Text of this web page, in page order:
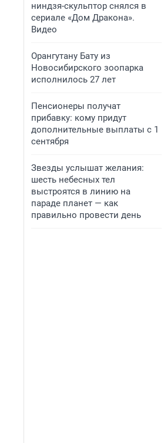
ниндзя-скульптор снялся в
сериале «Дом Дракона».
Видео
Орангутану Бату из
Новосибирского зоопарка
исполнилось 27 лет
Пенсионеры получат
прибавку: кому придут
дополнительные выплаты с 1
сентября
Звезды услышат желания:
шесть небесных тел
выстроятся в линию на
параде планет — как
правильно провести день